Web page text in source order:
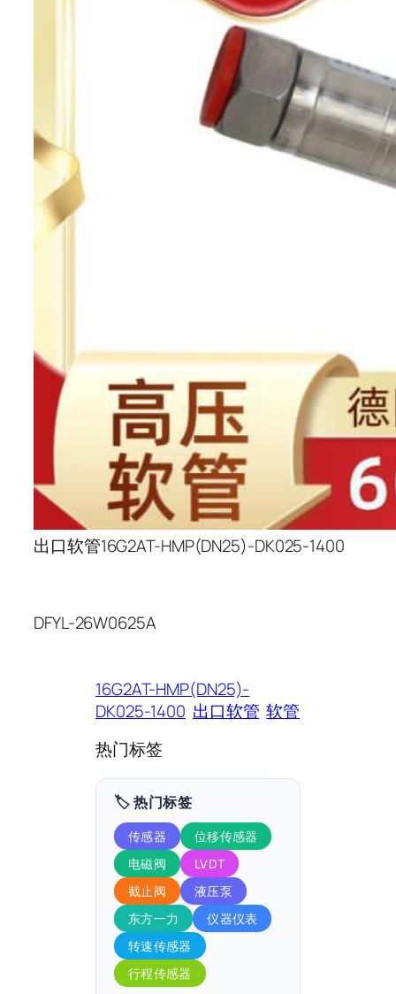
出口软管16G2AT-HMP(DN25)-DK025-1400
DFYL-26W0625A
16G2AT-HMP(DN25)-
DK025-1400 出口软管 软管
热门标签
🏷️ 热门标签
传感器
位移传感器
电磁阀
LVDT
截止阀
液压泵
东方一力
仪器仪表
转速传感器
行程传感器